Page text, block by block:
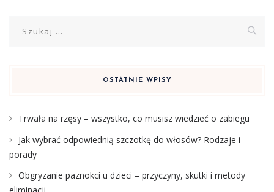
OSTATNIE WPISY
Trwała na rzęsy – wszystko, co musisz wiedzieć o zabiegu
Jak wybrać odpowiednią szczotkę do włosów? Rodzaje i
porady
Obgryzanie paznokci u dzieci – przyczyny, skutki i metody